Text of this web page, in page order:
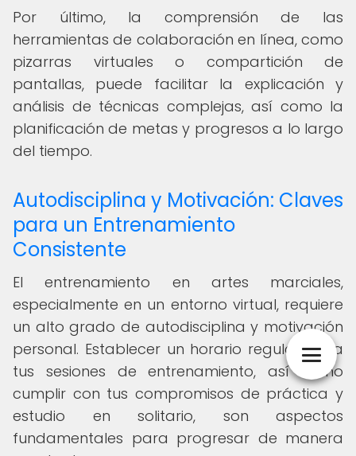
Por último, la comprensión de las
herramientas de colaboración en línea, como
pizarras virtuales o compartición de
pantallas, puede facilitar la explicación y
análisis de técnicas complejas, así como la
planificación de metas y progresos a lo largo
del tiempo.
Autodisciplina y Motivación: Claves
para un Entrenamiento
Consistente
El entrenamiento en artes marciales,
especialmente en un entorno virtual, requiere
un alto grado de autodisciplina y motivación
personal. Establecer un horario regular para
tus sesiones de entrenamiento, así como
cumplir con tus compromisos de práctica y
estudio en solitario, son aspectos
fundamentales para progresar de manera